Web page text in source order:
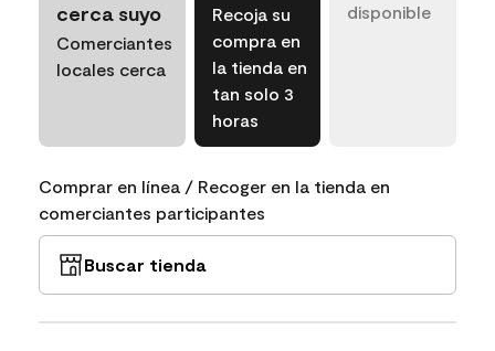
cerca suyo
Comerciantes
locales cerca
Recoja su
compra en
la tienda en
tan solo 3
horas
disponible
Comprar en línea / Recoger en la tienda en
comerciantes participantes
Buscar tienda